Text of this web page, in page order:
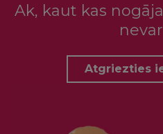
Ak, kaut kas
Atgriezties